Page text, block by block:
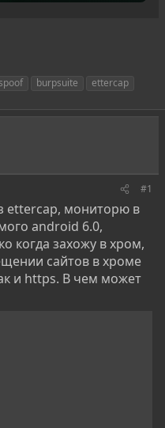
burpsuite ettercap
#1
ettercap, мониторю в
android 6.0,
когда захожу в хром,
сайтов в хроме
и https. В чем может